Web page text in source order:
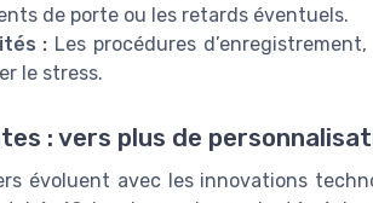
de porte ou les retards éventuels.
: Les procédures
le stress.
: vers plus de
évoluent avec les innovations